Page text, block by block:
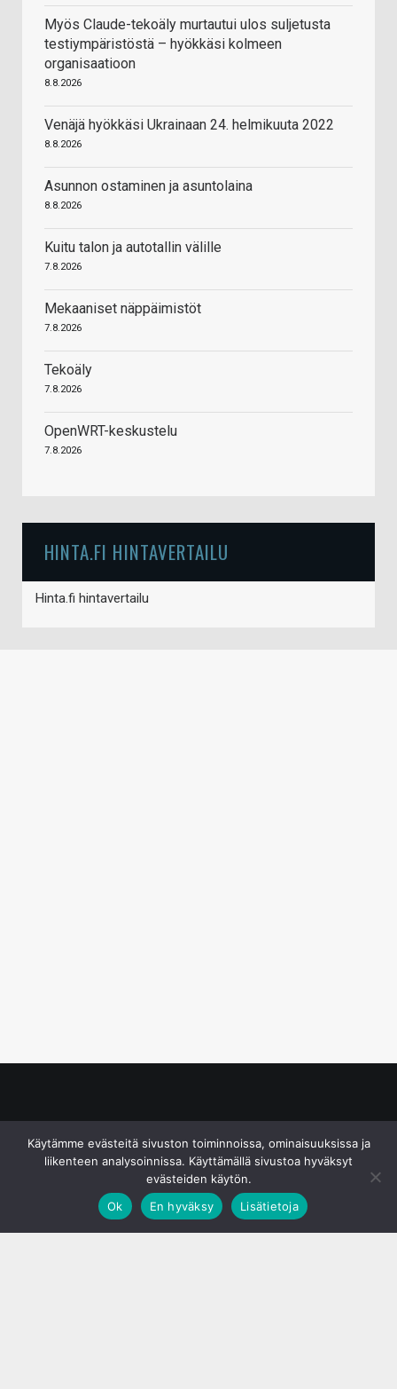
Myös Claude-tekoäly murtautui ulos suljetusta
testiympäristöstä – hyökkäsi kolmeen
organisaatioon
8.8.2026
Venäjä hyökkäsi Ukrainaan 24. helmikuuta 2022
8.8.2026
Asunnon ostaminen ja asuntolaina
8.8.2026
Kuitu talon ja autotallin välille
7.8.2026
Mekaaniset näppäimistöt
7.8.2026
Tekoäly
7.8.2026
OpenWRT-keskustelu
7.8.2026
HINTA.FI HINTAVERTAILU
Hinta.fi hintavertailu
Käytämme evästeitä sivuston toiminnoissa, ominaisuuksissa ja
liikenteen analysoinnissa. Käyttämällä sivustoa hyväksyt
evästeiden käytön.
Ok
En hyväksy Lisätietoja